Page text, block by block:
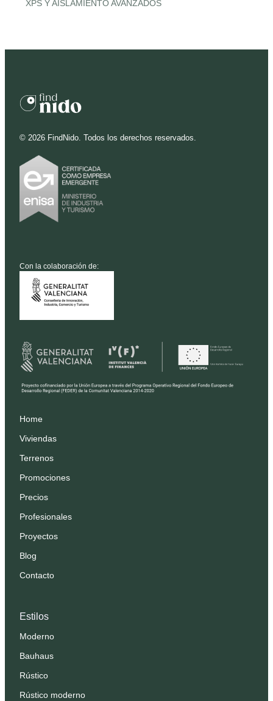
XPS Y AISLAMIENTO AVANZADOS
© 2026 FindNido. Todos los derechos reservados.
Con la colaboración de:
Estilos
Moderno
Bauhaus
Rústico
Rústico moderno
Home
Viviendas
Terrenos
Promociones
Precios
Profesionales
Proyectos
Blog
Contacto